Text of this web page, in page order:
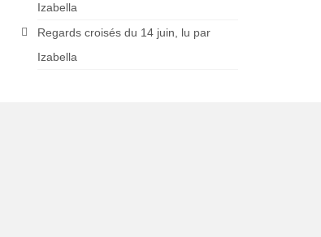
Izabella
Regards croisés du 14 juin, lu par
Izabella